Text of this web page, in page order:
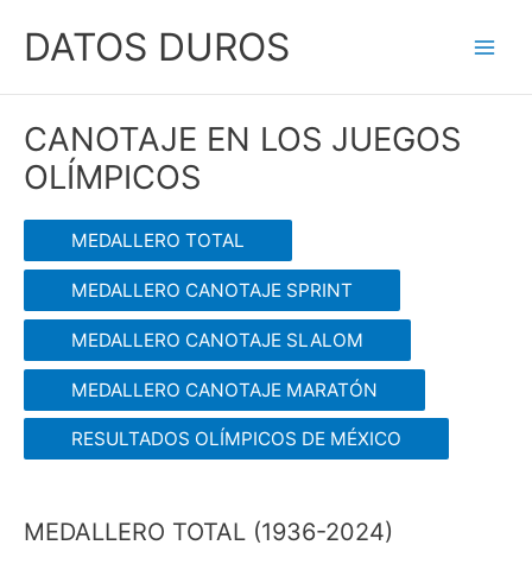
DATOS DUROS
CANOTAJE EN LOS JUEGOS
OLÍMPICOS
MEDALLERO TOTAL
MEDALLERO CANOTAJE SPRINT
MEDALLERO CANOTAJE SLALOM
MEDALLERO CANOTAJE MARATÓN
RESULTADOS OLÍMPICOS DE MÉXICO
MEDALLERO TOTAL (1936-2024)